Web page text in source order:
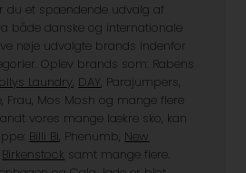
du et spændende udvalg af
både danske og internationale
nøje udvalgte brands indenfor
Oplev brands som: Rabens
Laundry, DAY, Parajumpers,
Frau, Mos Mosh og mange flere
vores mange lækre sko, kan
Billi Bi, Phenumb, New
Birkenstock samt mange flere.